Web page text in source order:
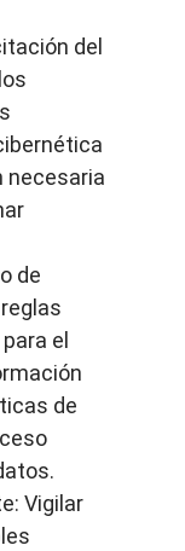
del
necesaria
de
el
de
Vigilar